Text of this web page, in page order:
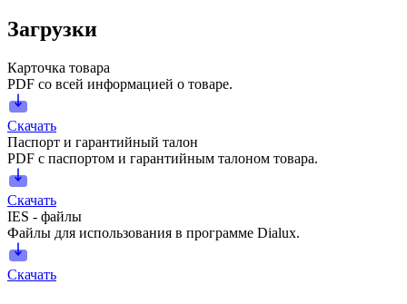
Загрузки
Карточка товара
PDF со всей информацией о товаре.
Скачать
Паспорт и гарантийный талон
PDF с паспортом и гарантийным талоном товара.
Скачать
IES - файлы
Файлы для использования в программе Dialux.
Скачать